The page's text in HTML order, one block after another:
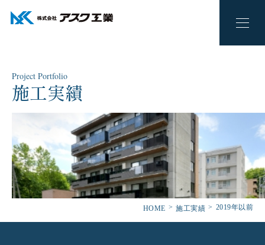
Project Portfolio
施工実績
HOME 施工実績 2019年以前